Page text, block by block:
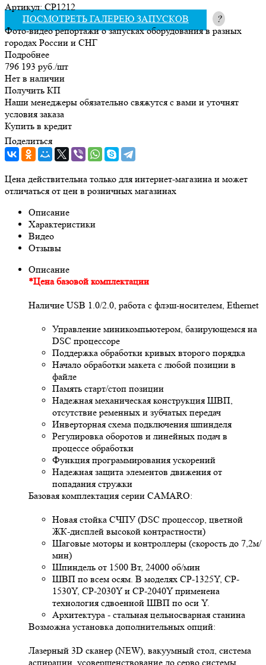
Артикул: CP1212
ПОСМОТРЕТЬ ГАЛЕРЕЮ ЗАПУСКОВ
?
Фото-видео репортажи о запусках оборудования в разных
городах России и СНГ
Подробнее
796 193 руб./шт
Нет в наличии
Получить КП
Наши менеджеры обязательно свяжутся с вами и уточнят
условия заказа
Купить в кредит
Поделиться
Цена действительна только для интернет-магазина и может
отличаться от цен в розничных магазинах
Описание
Характеристики
Видео
Отзывы
Описание
*Цена базовой комплектации
Наличие USB 1.0/2.0, работа с флэш-носителем, Ethernet
Управление миникомпьютером, базирующемся на
DSC процессоре
Поддержка обработки кривых второго порядка
Начало обработки макета с любой позиции в
файле
Память старт/стоп позиции
Надежная механическая конструкция ШВП,
отсутствие ременных и зубчатых передач
Инверторная схема подключения шпинделя
Регулировка оборотов и линейных подач в
процессе обработки
Функция программирования ускорений
Надежная защита элементов движения от
попадания стружки
Базовая комплектация серии CAMARO:
Новая стойка СЧПУ (DSC процессор, цветной
ЖК-дисплей высокой контрастности)
Шаговые моторы и контроллеры (скорость до 7,2м/
мин)
Шпиндель от 1500 Вт, 24000 об/мин
ШВП по всем осям. В моделях CP-1325Y, CP-
1530Y, CP-2030Y и СР-2040Y применена
технология сдвоенной ШВП по оси Y.
Архитектура - стальная цельносварная станина
Возможна установка дополнительных опций:
Лазерный 3D сканер (NEW), вакуумный стол, система
аспирации, усовершенствование до серво системы,